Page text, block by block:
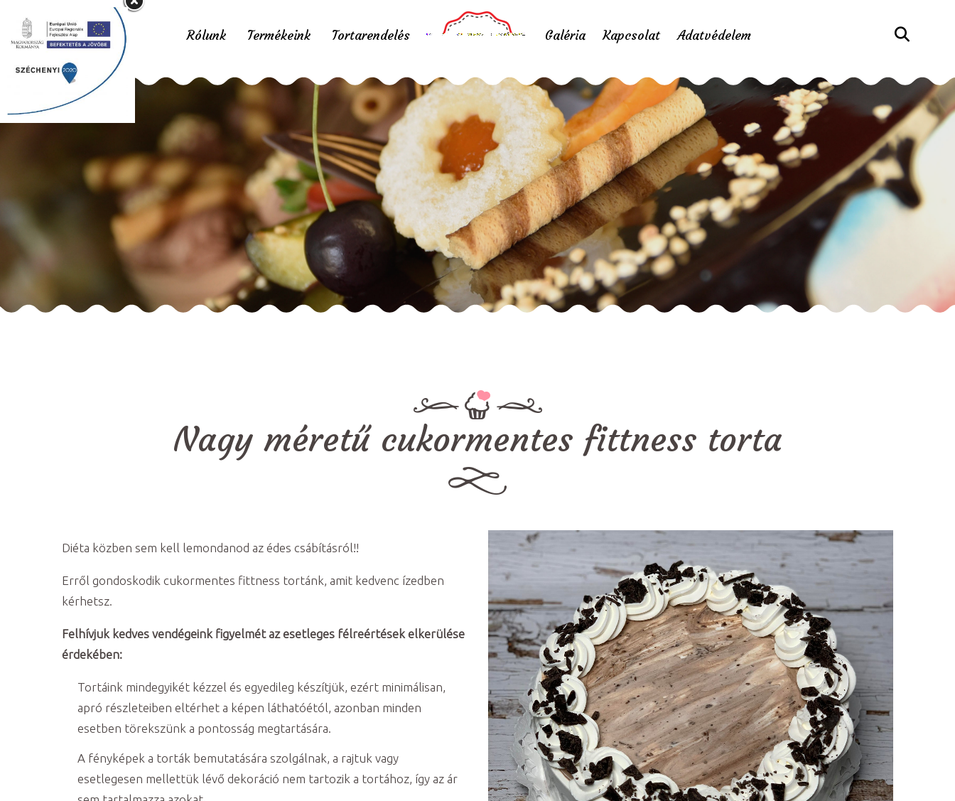
Rólunk Termékeink Tortarendelés Galéria Kapcsolat Adatvédelem
Nagy méretű cukormentes fittness torta
Home / Nagy méretű cukormentes fittness torta
Nagy méretű cukormentes fittness torta
Diéta közben sem kell lemondanod az édes csábításról!!
Erről gondoskodik cukormentes fittness tortánk, amit kedvenc ízedben
kérhetsz.
Felhívjuk kedves vendégeink figyelmét az esetleges félreértések elkerülése
érdekében:
Tortáink mindegyikét kézzel és egyedileg készítjük, ezért minimálisan,
apró részleteiben eltérhet a képen láthatóétól, azonban minden
esetben törekszünk a pontosság megtartására.
A fényképek a torták bemutatására szolgálnak, a rajtuk vagy
esetlegesen mellettük lévő dekoráció nem tartozik a tortához, így az ár